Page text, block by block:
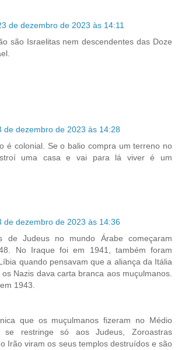
de dezembro de 2023 às 14:11
são Israelitas nem descendentes das Doze
de dezembro de 2023 às 14:28
é colonial. Se o balio compra um terreno no
uma casa e vai para lá viver é um
de dezembro de 2023 às 14:36
de Judeus no mundo Árabe começaram
No Iraque foi em 1941, também foram
quando pensavam que a aliança da Itália
Nazis dava carta branca aos muçulmanos.
1943.
que os muçulmanos fizeram no Médio
se restringe só aos Judeus, Zoroastras
Irão viram os seus templos destruídos e são